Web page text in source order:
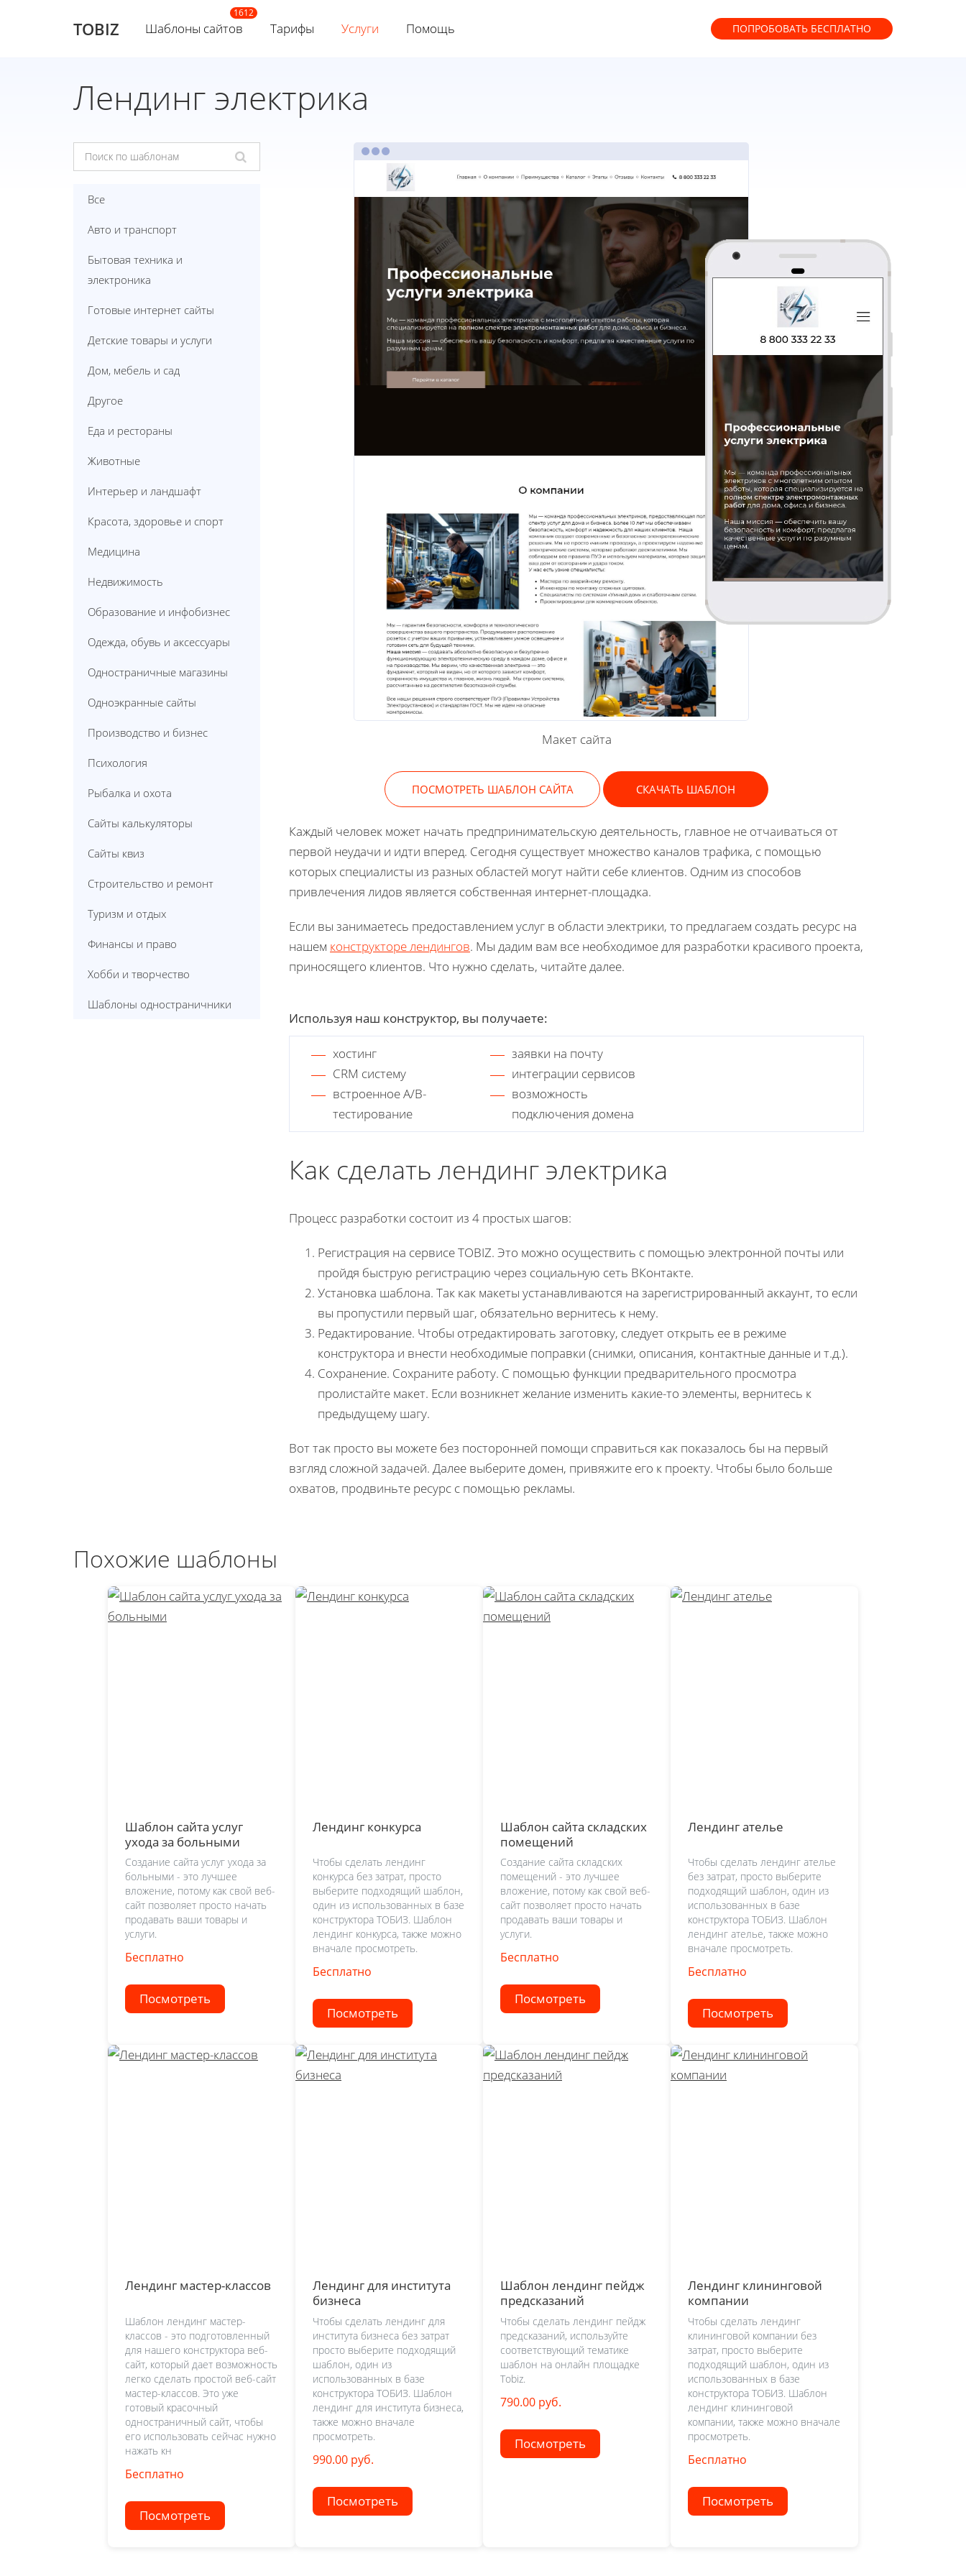
TOBIZ Шаблоны сайтов Тарифы Услуги Помощь ПОПРОБОВАТЬ БЕСПЛАТНО
Лендинг электрика
Все
Авто и транспорт
Бытовая техника и
электроника
Готовые интернет сайты
Детские товары и услуги
Дом, мебель и сад
Другое
Еда и рестораны
Животные
Интерьер и ландшафт
Красота, здоровье и спорт
Медицина
Недвижимость
Образование и инфобизнес
Одежда, обувь и аксессуары
Одностраничные магазины
Одноэкранные сайты
Производство и бизнес
Психология
Рыбалка и охота
Сайты калькуляторы
Сайты квиз
Строительство и ремонт
Туризм и отдых
Финансы и право
Хобби и творчество
Шаблоны одностраничники
Макет сайта
ПОСМОТРЕТЬ ШАБЛОН САЙТА СКАЧАТЬ ШАБЛОН
Каждый человек может начать предпринимательскую деятельность, главное не отчаиваться от
первой неудачи и идти вперед. Сегодня существует множество каналов трафика, с помощью
которых специалисты из разных областей могут найти себе клиентов. Одним из способов
привлечения лидов является собственная интернет-площадка.
Если вы занимаетесь предоставлением услуг в области электрики, то предлагаем создать ресурс на
нашем конструкторе лендингов. Мы дадим вам все необходимое для разработки красивого проекта,
приносящего клиентов. Что нужно сделать, читайте далее.
Используя наш конструктор, вы получаете:
хостинг
заявки на почту
CRM систему
интеграции сервисов
встроенное A/B-
тестирование
возможность
подключения домена
Как сделать лендинг электрика
Процесс разработки состоит из 4 простых шагов:
Регистрация на сервисе TOBIZ. Это можно осуществить с помощью электронной почты или
пройдя быструю регистрацию через социальную сеть ВКонтакте.
Установка шаблона. Так как макеты устанавливаются на зарегистрированный аккаунт, то если
вы пропустили первый шаг, обязательно вернитесь к нему.
Редактирование. Чтобы отредактировать заготовку, следует открыть ее в режиме
конструктора и внести необходимые поправки (снимки, описания, контактные данные и т.д.).
Сохранение. Сохраните работу. С помощью функции предварительного просмотра
пролистайте макет. Если возникнет желание изменить какие-то элементы, вернитесь к
предыдущему шагу.
Вот так просто вы можете без посторонней помощи справиться как показалось бы на первый
взгляд сложной задачей. Далее выберите домен, привяжите его к проекту. Чтобы было больше
охватов, продвиньте ресурс с помощью рекламы.
Похожие шаблоны
Шаблон сайта услуг
ухода за больными
Создание сайта услуг ухода за
больными - это лучшее
вложение, потому как свой веб-
сайт позволяет просто начать
продавать ваши товары и
услуги.
Бесплатно
Посмотреть
Лендинг конкурса
Чтобы сделать лендинг
конкурса без затрат, просто
выберите подходящий шаблон,
один из использованных в базе
конструктора ТОБИЗ. Шаблон
лендинг конкурса, также можно
вначале просмотреть.
Бесплатно
Посмотреть
Шаблон сайта складских
помещений
Создание сайта складских
помещений - это лучшее
вложение, потому как свой веб-
сайт позволяет просто начать
продавать ваши товары и
услуги.
Бесплатно
Посмотреть
Лендинг ателье
Чтобы сделать лендинг ателье
без затрат, просто выберите
подходящий шаблон, один из
использованных в базе
конструктора ТОБИЗ. Шаблон
лендинг ателье, также можно
вначале просмотреть.
Бесплатно
Посмотреть
Лендинг мастер-классов
Шаблон лендинг мастер-
классов - это подготовленный
для нашего конструктора веб-
сайт, который дает возможность
легко сделать простой веб-сайт
мастер-классов. Это уже
готовый красочный
одностраничный сайт, чтобы
его использовать сейчас нужно
нажать кн
Бесплатно
Посмотреть
Лендинг для института
бизнеса
Чтобы сделать лендинг для
института бизнеса без затрат
просто выберите подходящий
шаблон, один из
использованных в базе
конструктора ТОБИЗ. Шаблон
лендинг для института бизнеса,
также можно вначале
просмотреть.
990.00 руб.
Посмотреть
Шаблон лендинг пейдж
предсказаний
Чтобы сделать лендинг пейдж
предсказаний, используйте
соответствующий тематике
шаблон на онлайн площадке
Tobiz.
790.00 руб.
Посмотреть
Лендинг клининговой
компании
Чтобы сделать лендинг
клининговой компании без
затрат, просто выберите
подходящий шаблон, один из
использованных в базе
конструктора ТОБИЗ. Шаблон
лендинг клининговой
компании, также можно вначале
просмотреть.
Бесплатно
Посмотреть